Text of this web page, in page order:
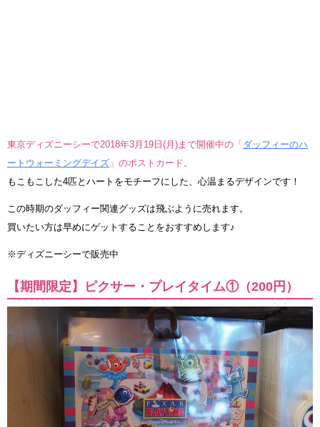
東京ディズニーシーで2018年3月19日(月)まで開催中の「 ダッフィーのハ
ートウォーミングデイズ 」のポストカード。
もこもこした4匹とハートをモチーフにした、心温まるデザインです！
この時期のダッフィー関連グッズは飛ぶように売れます。
買いたい方は早めにゲットすることをおすすめします♪
※ディズニーシーで販売中
【期間限定】ピクサー・プレイタイム①（200円）